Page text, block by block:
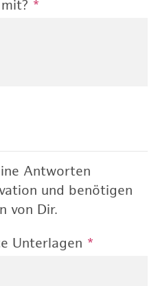
*
Antworten
und benötigen
von Dir.
Unterlagen *